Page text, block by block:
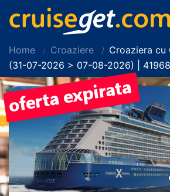
Home Croaziere
Croaziera cu
(31-07-2026 > 07-08-2026) |